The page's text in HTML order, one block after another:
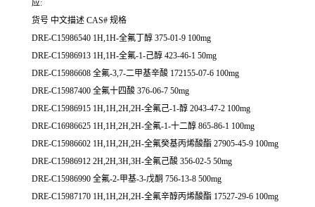
应:
货号 中文描述 CAS# 规格
DRE-C15986540 1H,1H-全氟丁醇 375-01-9 100mg
DRE-C15986913 1H,1H-全氟-1-己醇 423-46-1 50mg
DRE-C15986608 全氟-3,7-二甲基辛酸 172155-07-6 100mg
DRE-C15987400 全氟十四酸 376-06-7 50mg
DRE-C15986915 1H,1H,2H,2H-全氟己-1-醇 2043-47-2 100mg
DRE-C16986625 1H,1H,2H,2H-全氟-1-十二醇 865-86-1 100mg
DRE-C15986602 1H,1H,2H,2H-全氟癸基丙烯酸酯 27905-45-9 100mg
DRE-C15986912 2H,2H,3H,3H-全氟己酸 356-02-5 50mg
DRE-C15986990 全氟-2-甲基-3-戊酮 756-13-8 500mg
DRE-C15987170 1H,1H,2H,2H-全氟辛醇丙烯酸酯 17527-29-6 100mg